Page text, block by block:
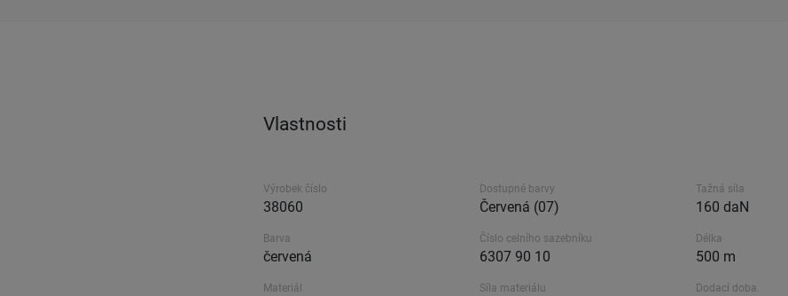
Vlastnosti
Výrobek číslo
38060
Dostupné barvy
Červená (07)
Tažná síla
160 daN
Barva
červená
Číslo celního sazebníku
6307 90 10
Délka
500 m
Materiál Síla materiálu Dodací doba.